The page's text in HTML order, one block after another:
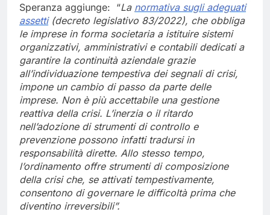
Speranza aggiunge: “La normativa sugli adeguati
assetti(decreto legislativo 83/2022), che obbliga
le imprese in forma societaria a istituire sistemi
organizzativi, amministrativi e contabili dedicati a
garantire la continuità aziendale grazie
all’individuazione tempestiva dei segnali di crisi,
impone un cambio di passo da parte delle
imprese. Non è più accettabile una gestione
reattiva della crisi. L’inerzia o il ritardo
nell’adozione di strumenti di controllo e
prevenzione possono infatti tradursi in
responsabilità dirette. Allo stesso tempo,
l’ordinamento offre strumenti di composizione
della crisi che, se attivati tempestivamente,
consentono di governare le difficoltà prima che
diventino irreversibili”.